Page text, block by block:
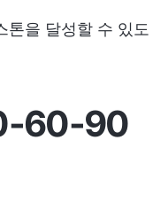
톤을 달성할 수 있도
60-90